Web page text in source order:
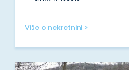
Više o nekretnini >